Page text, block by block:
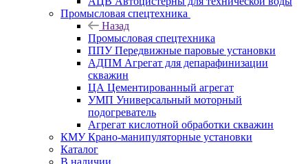
Промысловая спецтехника
Назад
Промысловая спецтехника
ППУ Передвижные паровые установки
АДПМ Агрегат для депарафинизации
скважин
ЦА Цементированный агрегат
УМП Универсальный моторный
подогреватель
Агрегат кислотной обработки скважин
КМУ Крано-манипуляторные установки
Каталог
В наличии